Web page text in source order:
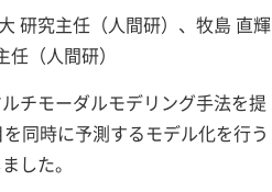
研究主任（人間研）、牧島 直輝
（人間研）
チモーダルモデリング手法を提
同時に予測するモデル化を行う
した。